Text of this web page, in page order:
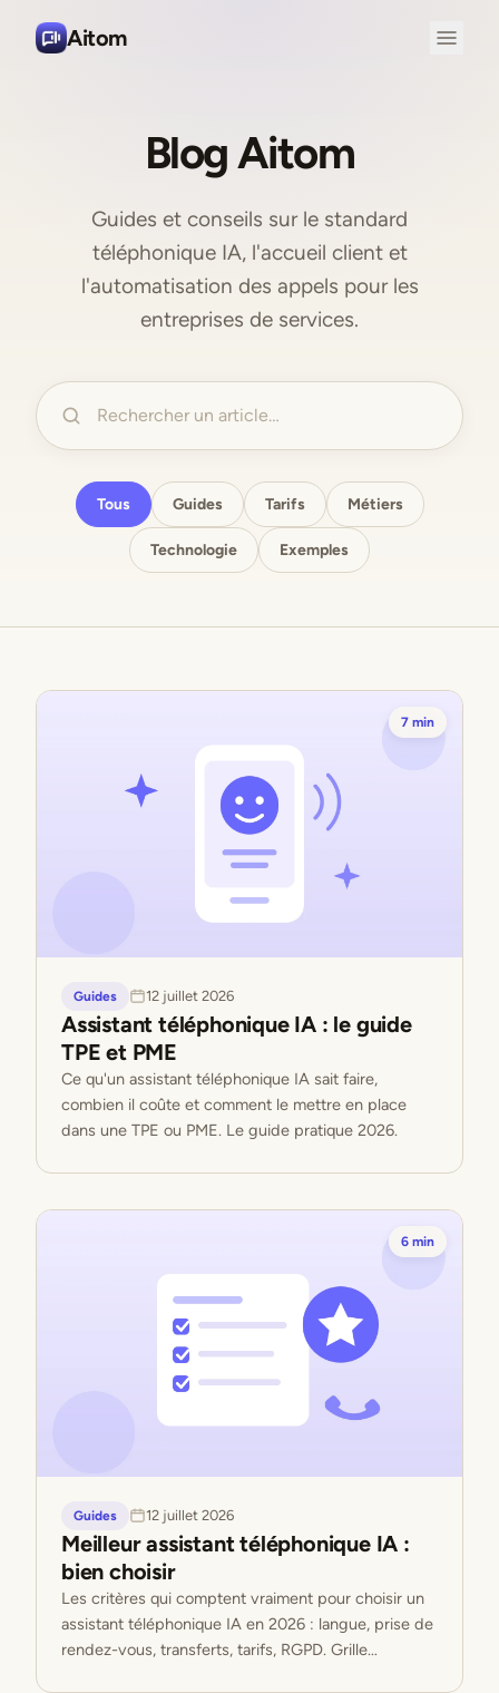
Aitom
Blog Aitom
Guides et conseils sur le standard
téléphonique IA, l'accueil client et
l'automatisation des appels pour les
entreprises de services.
Tous Guides Tarifs Métiers
Technologie Exemples
7 min
Guides 12 juillet 2026
Assistant téléphonique IA : le guide
TPE et PME
Ce qu'un assistant téléphonique IA sait faire,
combien il coûte et comment le mettre en place
dans une TPE ou PME. Le guide pratique 2026.
6 min
Guides 12 juillet 2026
Meilleur assistant téléphonique IA :
bien choisir
Les critères qui comptent vraiment pour choisir un
assistant téléphonique IA en 2026 : langue, prise de
rendez-vous, transferts, tarifs, RGPD. Grille